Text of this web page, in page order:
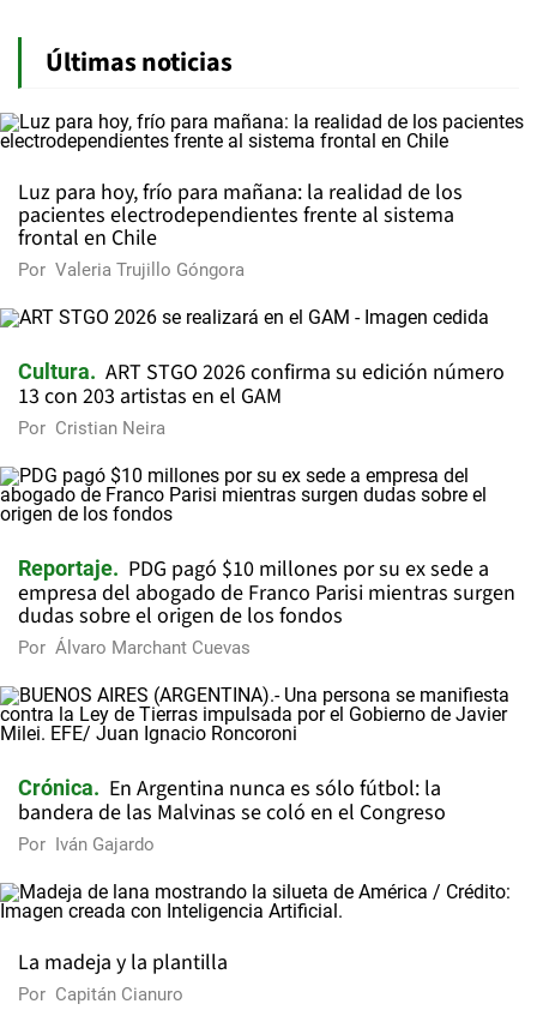
Últimas noticias
Luz para hoy, frío para mañana: la realidad de los
pacientes electrodependientes frente al sistema
frontal en Chile
Por Valeria Trujillo Góngora
Cultura
ART STGO 2026 confirma su edición número
13 con 203 artistas en el GAM
Por Cristian Neira
Reportaje
PDG pagó $10 millones por su ex sede a
empresa del abogado de Franco Parisi mientras surgen
dudas sobre el origen de los fondos
Por Álvaro Marchant Cuevas
Crónica
En Argentina nunca es sólo fútbol: la
bandera de las Malvinas se coló en el Congreso
Por Iván Gajardo
La madeja y la plantilla
Por Capitán Cianuro